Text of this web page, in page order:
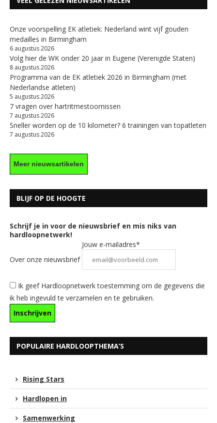
Onze voorspelling EK atletiek: Nederland wint vijf gouden
medailles in Birmingham
6 augustus 2026
Volg hier de WK onder 20 jaar in Eugene (Verenigde Staten)
8 augustus 2026
Programma van de EK atletiek 2026 in Birmingham (met
Nederlandse atleten)
5 augustus 2026
7 vragen over hartritmestoornissen
7 augustus 2026
Sneller worden op de 10 kilometer? 6 trainingen van topatleten
7 augustus 2026
Meer nieuwsartikelen
BLIJF OP DE HOOGTE
Schrijf je in voor de nieuwsbrief en mis niks van
hardloopnetwerk!
Over onze nieuwsbrief
Jouw e-mailadres*
Ik geef Hardloopnetwerk toestemming om de gegevens die
ik heb ingevuld te verzamelen en te gebruiken.
POPULAIRE HARDLOOPTHEMA’S
Rising Stars
Hardlopen in
Samenwerking